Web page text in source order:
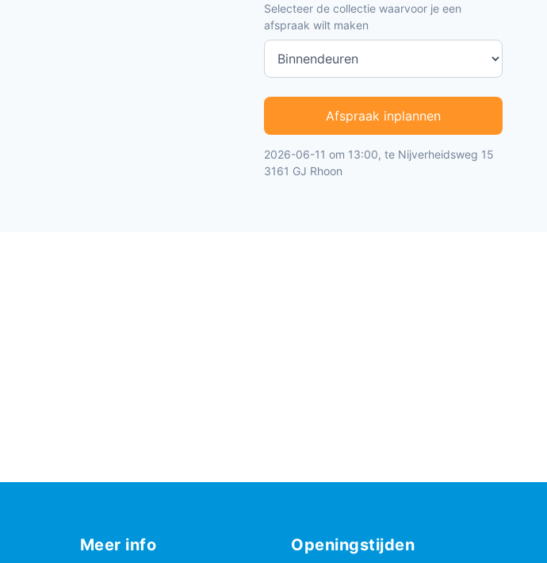
Selecteer de collectie waarvoor je een
afspraak wilt maken
Afspraak inplannen
2026-06-11 om 13:00, te Nijverheidsweg 15
3161 GJ Rhoon
Meer info Openingstijden